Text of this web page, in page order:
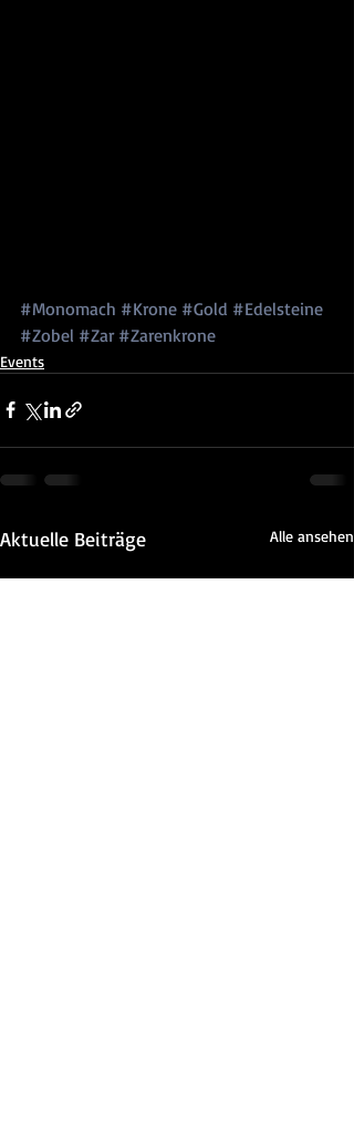
#Monomach #Krone #Gold #Edelsteine
#Zobel #Zar #Zarenkrone
Events
Aktuelle Beiträge Alle ansehen